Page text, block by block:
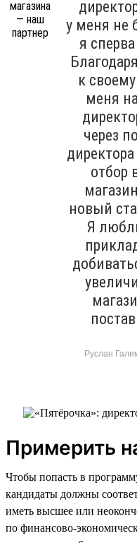
у меня не
я
к
меня
через
отбор
новый
Я
Руслан
Примерить
Чтобы попасть в
кандидаты должны
иметь высшее или
по финансово-